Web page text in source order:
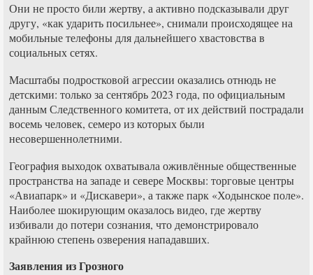
Они не просто били жертву, а активно подсказывали друг
другу, «как ударить посильнее», снимали происходящее на
мобильные телефоны для дальнейшего хвастовства в
социальных сетях.
Масштабы подростковой агрессии оказались отнюдь не
детскими: только за сентябрь 2023 года, по официальным
данным Следственного комитета, от их действий пострадали
восемь человек, семеро из которых были
несовершеннолетними.
География выходок охватывала оживлённые общественные
пространства на западе и севере Москвы: торговые центры
«Авиапарк» и «Дискавери», а также парк «Ходынское поле».
Наиболее шокирующим оказалось видео, где жертву
избивали до потери сознания, что демонстрировало
крайнюю степень озверения нападавших.
Заявления из Грозного